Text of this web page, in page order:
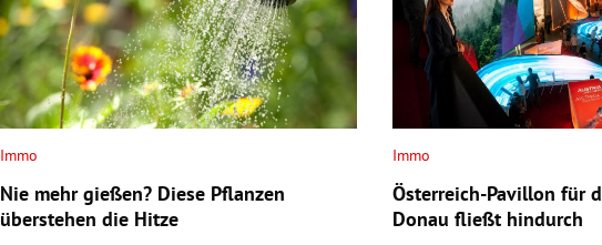
Immo
Nie mehr gießen? Diese Pflanzen
überstehen die Hitze
Immo
Österreich-Pavillon für
Donau fließt hindurch